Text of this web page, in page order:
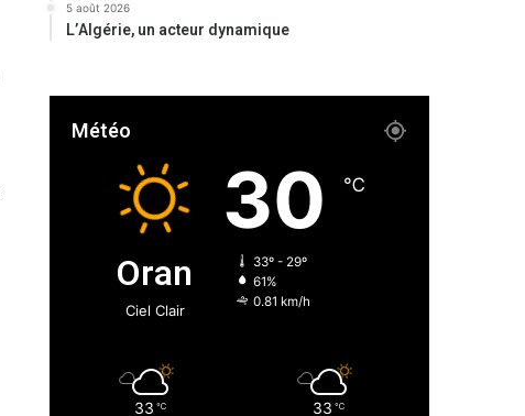
5 août 2026
L’Algérie, un acteur dynamique
Météo
Oran
Ciel Clair
30 ℃
33º - 29º
61%
0.81 km/h
33 ℃ 33 ℃